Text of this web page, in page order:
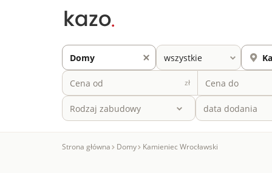
zł
Rodzaj zabudowy
Strona główna Domy Kamieniec Wrocławski